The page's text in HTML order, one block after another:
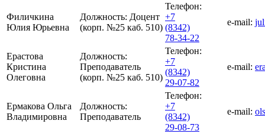
Филичкина
Юлия Юрьевна
Должность: Доцент
(корп. №25 каб. 510)
Телефон:
+7
(8342)
78-34-22
e-mail:
Ерастова
Кристина
Олеговна
Должность:
Преподаватель
(корп. №25 каб. 510)
Телефон:
+7
(8342)
29-07-82
e-mail:
Ермакова Ольга
Владимировна
Должность:
Преподаватель
Телефон:
+7
(8342)
29-08-73
e-mail: